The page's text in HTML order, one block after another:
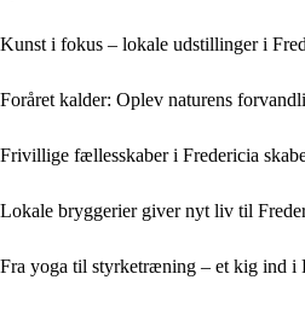
Kunst i fokus – lokale udstillinger i
Foråret kalder: Oplev naturens
Frivillige fællesskaber i Fredericia
Lokale bryggerier giver nyt liv til
Fra yoga til styrketræning – et kig ind i